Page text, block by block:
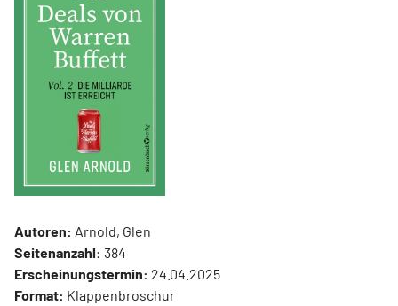
Autoren: Arnold, Glen
Seitenanzahl: 384
Erscheinungstermin: 24.04.2025
Format: Klappenbroschur